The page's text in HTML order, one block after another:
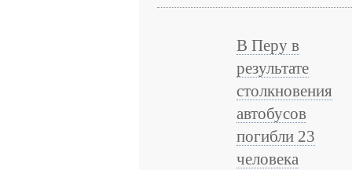
В Перу в
результате
столкновения
автобусов
погибли 23
человека